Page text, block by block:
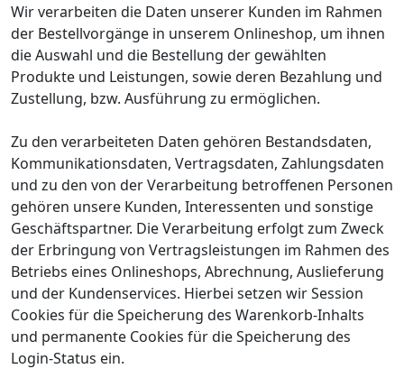
Wir verarbeiten die Daten unserer Kunden im Rahmen
der Bestellvorgänge in unserem Onlineshop, um ihnen
die Auswahl und die Bestellung der gewählten
Produkte und Leistungen, sowie deren Bezahlung und
Zustellung, bzw. Ausführung zu ermöglichen.
Zu den verarbeiteten Daten gehören Bestandsdaten,
Kommunikationsdaten, Vertragsdaten, Zahlungsdaten
und zu den von der Verarbeitung betroffenen Personen
gehören unsere Kunden, Interessenten und sonstige
Geschäftspartner. Die Verarbeitung erfolgt zum Zweck
der Erbringung von Vertragsleistungen im Rahmen des
Betriebs eines Onlineshops, Abrechnung, Auslieferung
und der Kundenservices. Hierbei setzen wir Session
Cookies für die Speicherung des Warenkorb-Inhalts
und permanente Cookies für die Speicherung des
Login-Status ein.